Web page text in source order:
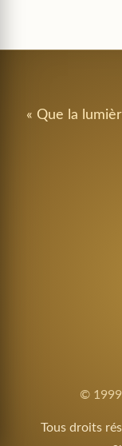
« Que la
© 1999
Tous droits